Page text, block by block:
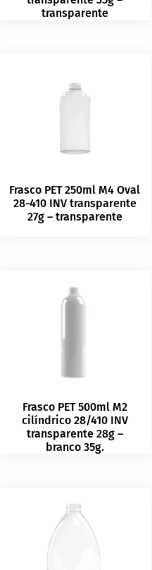
transparente
Frasco PET 250ml M4 Oval
28-410 INV transparente
27g – transparente
Frasco PET 500ml M2
cilíndrico 28/410 INV
transparente 28g –
branco 35g.